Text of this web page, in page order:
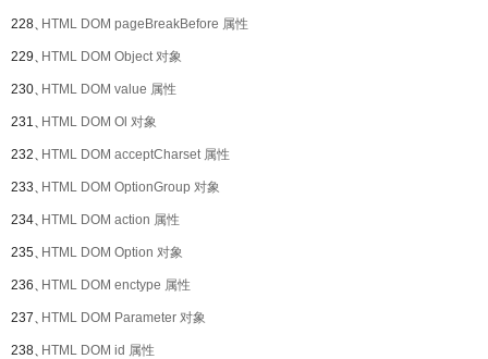
228、HTML DOM pageBreakBefore 属性
229、HTML DOM Object 对象
230、HTML DOM value 属性
231、HTML DOM Ol 对象
232、HTML DOM acceptCharset 属性
233、HTML DOM OptionGroup 对象
234、HTML DOM action 属性
235、HTML DOM Option 对象
236、HTML DOM enctype 属性
237、HTML DOM Parameter 对象
238、HTML DOM id 属性